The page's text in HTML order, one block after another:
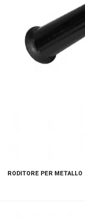
RODITORE PER METALLO